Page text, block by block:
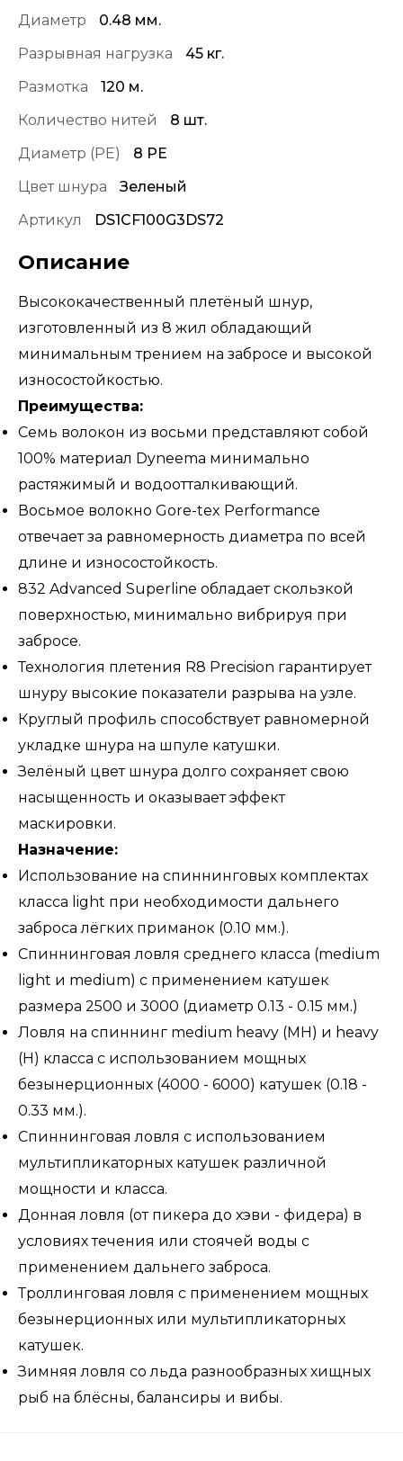
Диаметр
0.48 мм.
Разрывная нагрузка
45 кг.
Размотка
120 м.
Количество нитей
8 шт.
Диаметр (PE)
8 PE
Цвет шнура
Зеленый
Артикул
DS1CF100G3DS72
Описание
Высококачественный плетёный шнур,
изготовленный из 8 жил обладающий
минимальным трением на забросе и высокой
износостойкостью.
Преимущества:
Семь волокон из восьми представляют собой
100% материал Dyneema минимально
растяжимый и водоотталкивающий.
Восьмое волокно Gore-tex Performance
отвечает за равномерность диаметра по всей
длине и износостойкость.
832 Advanced Superline обладает скользкой
поверхностью, минимально вибрируя при
забросе.
Технология плетения R8 Precision гарантирует
шнуру высокие показатели разрыва на узле.
Круглый профиль способствует равномерной
укладке шнура на шпуле катушки.
Зелёный цвет шнура долго сохраняет свою
насыщенность и оказывает эффект
маскировки.
Назначение:
Использование на спиннинговых комплектах
класса light при необходимости дальнего
заброса лёгких приманок (0.10 мм.).
Спиннинговая ловля среднего класса (medium
light и medium) с применением катушек
размера 2500 и 3000 (диаметр 0.13 - 0.15 мм.)
Ловля на спиннинг medium heavy (MH) и heavy
(H) класса с использованием мощных
безынерционных (4000 - 6000) катушек (0.18 -
0.33 мм.).
Спиннинговая ловля с использованием
мультипликаторных катушек различной
мощности и класса.
Донная ловля (от пикера до хэви - фидера) в
условиях течения или стоячей воды с
применением дальнего заброса.
Троллинговая ловля с применением мощных
безынерционных или мультипликаторных
катушек.
Зимняя ловля со льда разнообразных хищных
рыб на блёсны, балансиры и вибы.